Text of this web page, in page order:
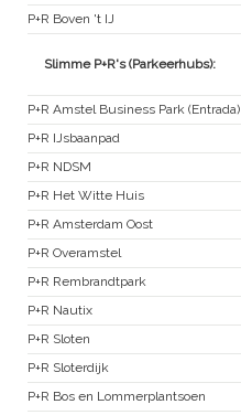
P+R Boven 't IJ
Slimme P+R's (Parkeerhubs):
P+R Amstel Business Park (Entrada)
P+R IJsbaanpad
P+R NDSM
P+R Het Witte Huis
P+R Amsterdam Oost
P+R Overamstel
P+R Rembrandtpark
P+R Nautix
P+R Sloten
P+R Sloterdijk
P+R Bos en Lommerplantsoen